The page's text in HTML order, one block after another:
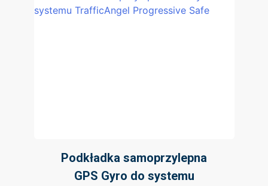
Podkładka samoprzylepna
GPS Gyro do systemu